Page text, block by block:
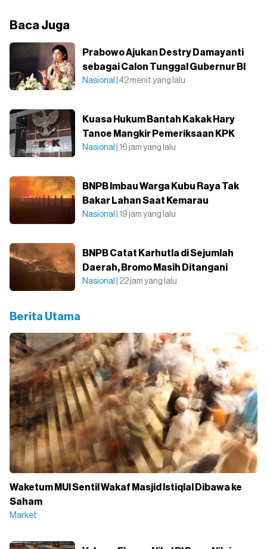
Baca Juga
Prabowo Ajukan Destry Damayanti
sebagai Calon Tunggal Gubernur BI
Nasional | 42 menit yang lalu
Kuasa Hukum Bantah Kakak Hary
Tanoe Mangkir Pemeriksaan KPK
Nasional | 16 jam yang lalu
BNPB Imbau Warga Kubu Raya Tak
Bakar Lahan Saat Kemarau
Nasional | 19 jam yang lalu
BNPB Catat Karhutla di Sejumlah
Daerah, Bromo Masih Ditangani
Nasional | 22 jam yang lalu
Berita Utama
Waketum MUI Sentil Wakaf Masjid Istiqlal Dibawa ke
Saham
Market